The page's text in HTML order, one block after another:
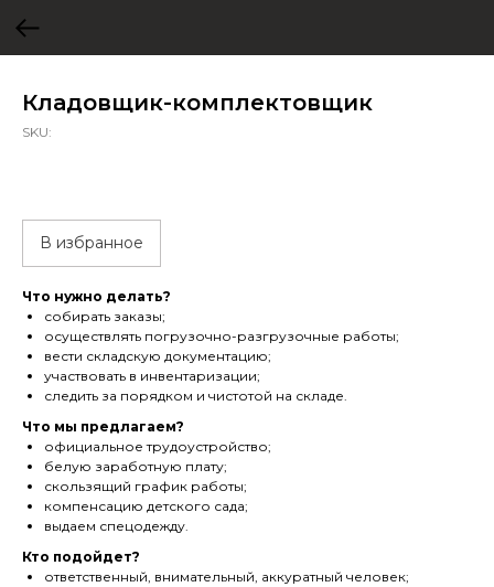
Кладовщик-комплектовщик
SKU:
В избранное
Что нужно делать?
собирать заказы;
осуществлять погрузочно-разгрузочные работы;
вести складскую документацию;
участвовать в инвентаризации;
следить за порядком и чистотой на складе.
Что мы предлагаем?
официальное трудоустройство;
белую заработную плату;
скользящий график работы;
компенсацию детского сада;
выдаем спецодежду.
Кто подойдет?
ответственный, внимательный, аккуратный человек;